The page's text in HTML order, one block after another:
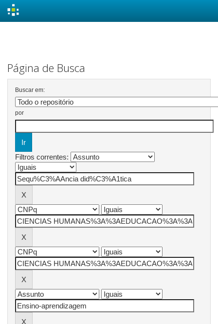
Página de Busca
Buscar em:
por
Filtros correntes: